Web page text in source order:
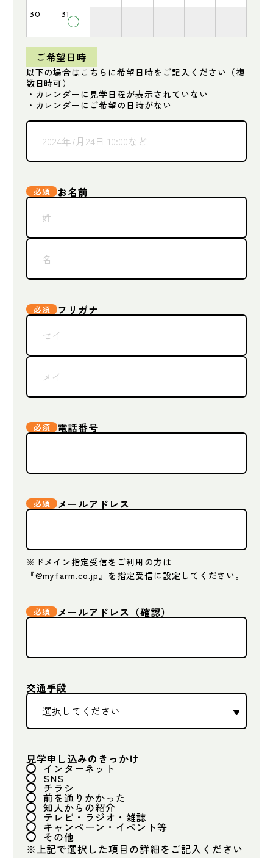
30 31
◯
ご希望日時
以下の場合はこちらに希望日時をご記入ください（複
数日時可）
・カレンダーに見学日程が表示されていない
・カレンダーにご希望の日時がない
お名前
フリガナ
電話番号
メールアドレス
※ドメイン指定受信をご利用の方は
『@myfarm.co.jp』を指定受信に設定してください。
メールアドレス（確認）
交通手段
見学申し込みのきっかけ
インターネット
SNS
チラシ
前を通りかかった
知人からの紹介
テレビ・ラジオ・雑誌
キャンペーン・イベント等
その他
※上記で選択した項目の詳細をご記入ください